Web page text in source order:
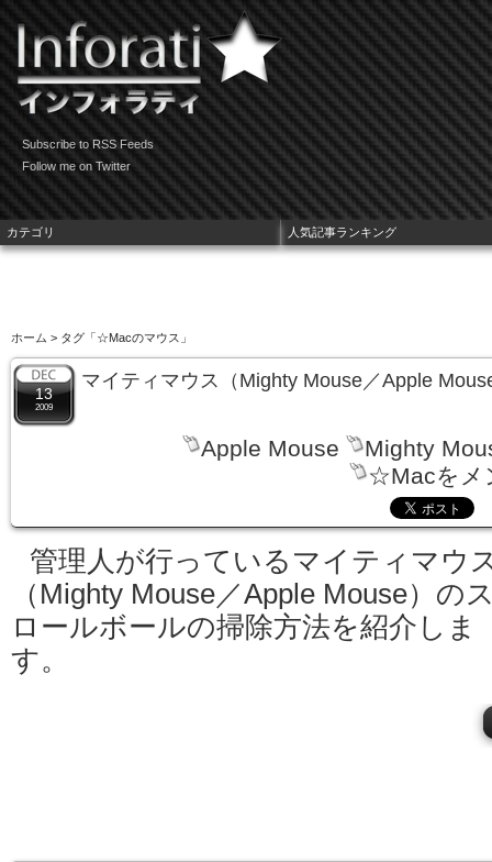
Subscribe to RSS Feeds
Follow me on Twitter
ホーム > タグ「☆Macのマウス」
13
2009
マイティマウス（Mighty Mouse／Apple
Apple Mouse
Mighty
☆Macをメ
管理人が行っているマイティマウ
（Mighty Mouse／Apple Mouse）の
ロールボールの掃除方法を紹介しま
す。
カテゴリ 人気記事ランキング